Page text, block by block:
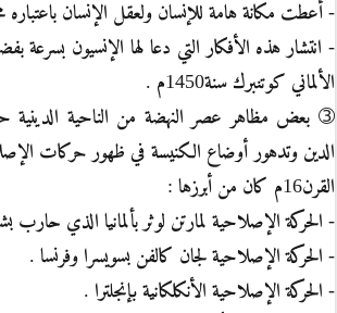
- أعطت مكانة هامة للإنسان ولعقل الإنسان باعتباره
- انتشار هذه الأفكار التي دعا لها الإنسيون بسرعة
الألماني كوتنبرك سنة1450م .
➂ بعض مظاهر عصر النهضة من الناحية
الدين وتدهور أوضاع الكنيسة في ظهور حركات
القرن16م كان من أبرزها :
- الحركة الإصلاحية لمارتن لوثر بألمانيا الذي
- الحركة الإصلاحية لجان كالفن بسويسرا وفرنسا .
- الحركة الإصلاحية الأنكلكانية بإنجلترا .